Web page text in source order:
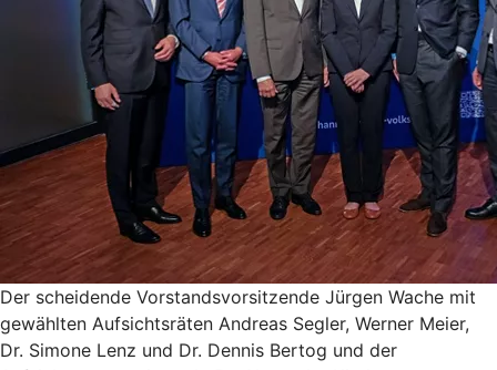
Der scheidende Vorstandsvorsitzende Jürgen Wache mit
gewählten Aufsichtsräten Andreas Segler, Werner Meier,
Dr. Simone Lenz und Dr. Dennis Bertog und der